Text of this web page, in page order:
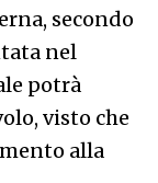
secondo
nel
potrà
visto che
alla